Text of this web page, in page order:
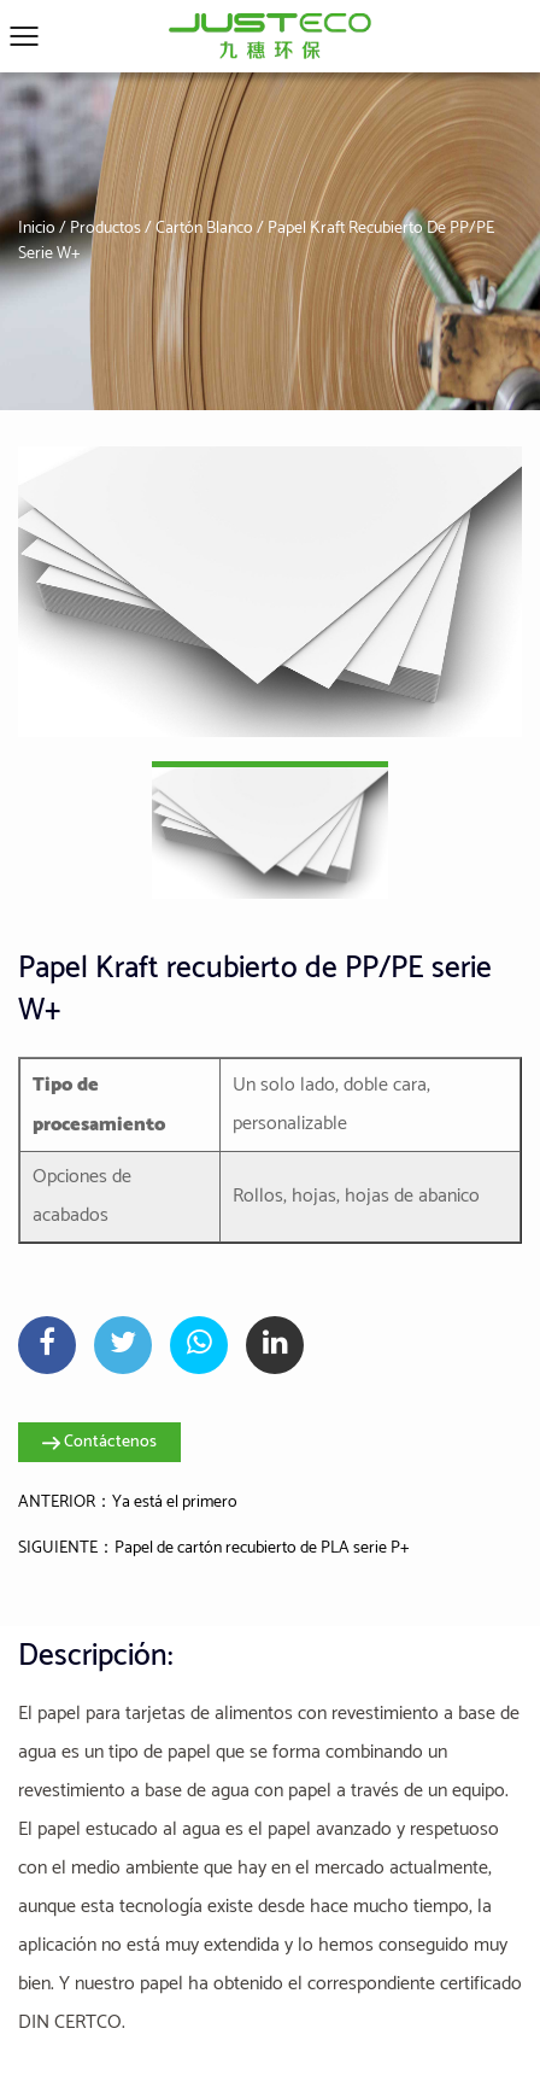
Inicio/Productos/Cartón Blanco/Papel Kraft Recubierto De PP/PE
Serie W+
Papel Kraft recubierto de PP/PE serie
W+
Tipo de
procesamiento
Un solo lado, doble cara,
personalizable
Opciones de
acabados
Rollos, hojas, hojas de abanico
Contáctenos
ANTERIOR：Ya está el primero
SIGUIENTE：Papel de cartón recubierto de PLA serie P+
Descripción:
El papel para tarjetas de alimentos con revestimiento a base de
agua es un tipo de papel que se forma combinando un
revestimiento a base de agua con papel a través de un equipo.
El papel estucado al agua es el papel avanzado y respetuoso
con el medio ambiente que hay en el mercado actualmente,
aunque esta tecnología existe desde hace mucho tiempo, la
aplicación no está muy extendida y lo hemos conseguido muy
bien. Y nuestro papel ha obtenido el correspondiente certificado
DIN CERTCO.